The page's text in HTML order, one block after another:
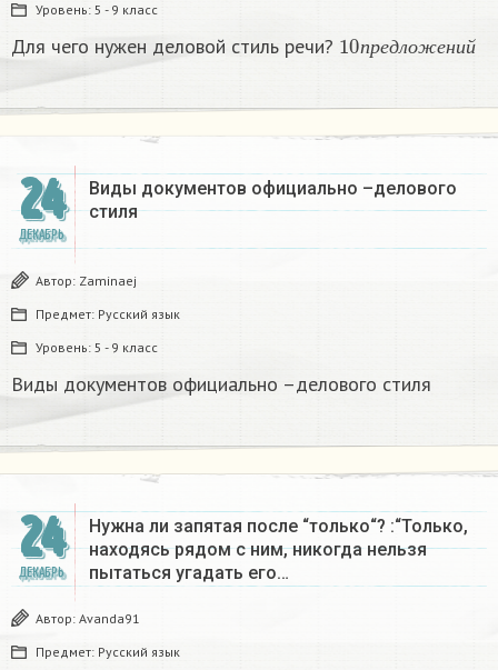
Уровень: 5 - 9 класс
Для чего нужен деловой стиль речи? п р е дл о ж е н и й
10 д ий
24
ДЕКАБРЬ
Виды документов официально –делового
стиля
Автор: Zaminaej
Предмет: Русский язык
Уровень: 5 - 9 класс
Виды документов официально –делового стиля
24
ДЕКАБРЬ
Нужна ли запятая после “только“? :“Только,
находясь рядом с ним, никогда нельзя
пытаться угадать его…
Автор: Avanda91
Предмет: Русский язык